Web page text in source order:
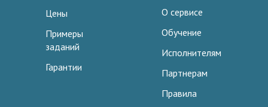
Цены
Примеры
заданий
Гарантии
О сервисе
Обучение
Исполнителям
Партнерам
Правила